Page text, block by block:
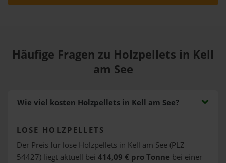
Häufige Fragen zu Holzpellets in Kell
am See
Wie viel kosten Holzpellets in Kell am See?
LOSE HOLZPELLETS
Der Preis für lose Holzpellets in Kell am See (PLZ
54427) liegt aktuell bei 414,09 € pro Tonne bei einer